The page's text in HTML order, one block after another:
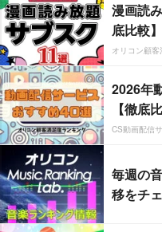
漫画読
底比較】
オリコン顧
2026年
【徹底
CS動画配信
毎週の
移をチ